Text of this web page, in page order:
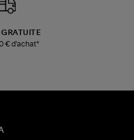
GRATUITE
€ d'achat*